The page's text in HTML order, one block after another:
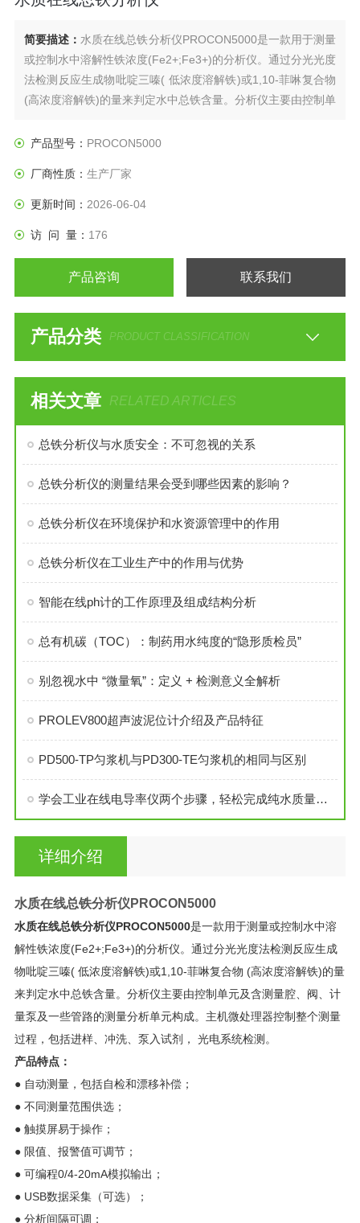
简要描述： 水质在线总铁分析仪PROCON5000是一款用于测量
或控制水中溶解性铁浓度(Fe2+;Fe3+)的分析仪。通过分光光度
法检测反应生成物吡啶三嗪( 低浓度溶解铁)或1,10-菲啉复合物
(高浓度溶解铁)的量来判定水中总铁含量。分析仪主要由控制单
主机微处理器控制整个测量过程，包括进样、冲洗、泵入试
产品型号： PROCON5000
厂商性质： 生产厂家
更新时间： 2026-06-04
访 问 量： 176
产品咨询 联系我们
产品分类 PRODUCT CLASSIFICATION
相关文章 RELATED ARTICLES
总铁分析仪与水质安全：不可忽视的关系
总铁分析仪的测量结果会受到哪些因素的影响？
总铁分析仪在环境保护和水资源管理中的作用
总铁分析仪在工业生产中的作用与优势
智能在线ph计的工作原理及组成结构分析
总有机碳（TOC）：制药用水纯度的“隐形质检员”
别忽视水中 “微量氧”：定义 + 检测意义全解析
PROLEV800超声波泥位计介绍及产品特征
PD500-TP匀浆机与PD300-TE匀浆机的相同与区别
学会工业在线电导率仪两个步骤，轻松完成纯水质量的检测
详细介绍
水质在线总铁分析仪 PROCON5000
水质在线总铁分析仪PROCON5000是一款用于测量或控制水中溶
解性铁浓度(Fe2+;Fe3+)的分析仪。通过分光光度法检测反应生成
物吡啶三嗪( 低浓度溶解铁)或1,10-菲啉复合物 (高浓度溶解铁)的量
来判定水中总铁含量。分析仪主要由控制单元及含测量腔、阀、计
量泵及一些管路的测量分析单元构成。主机微处理器控制整个测量
过程，包括进样、冲洗、泵入试剂， 光电系统检测。
产品特点：
● 自动测量，包括自检和漂移补偿；
● 不同测量范围供选；
● 触摸屏易于操作；
● 限值、报警值可调节；
● 可编程0/4-20mA模拟输出；
● USB数据采集（可选）；
● 分析间隔可调；